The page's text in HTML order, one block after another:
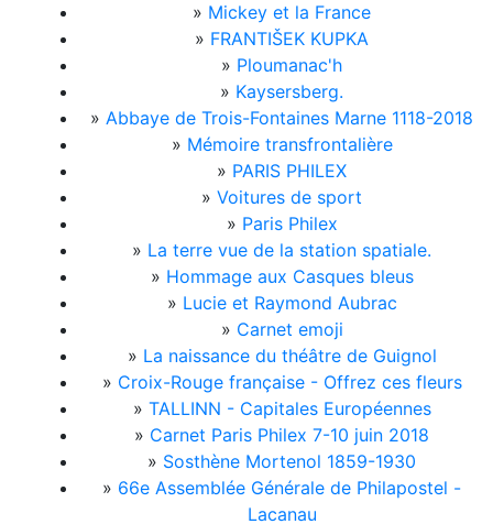
» Mickey et la France
» FRANTIŠEK KUPKA
» Ploumanac'h
» Kaysersberg.
» Abbaye de Trois-Fontaines Marne 1118-2018
» Mémoire transfrontalière
» PARIS PHILEX
» Voitures de sport
» Paris Philex
» La terre vue de la station spatiale.
» Hommage aux Casques bleus
» Lucie et Raymond Aubrac
» Carnet emoji
» La naissance du théâtre de Guignol
» Croix-Rouge française - Offrez ces fleurs
» TALLINN - Capitales Européennes
» Carnet Paris Philex 7-10 juin 2018
» Sosthène Mortenol 1859-1930
» 66e Assemblée Générale de Philapostel -
Lacanau